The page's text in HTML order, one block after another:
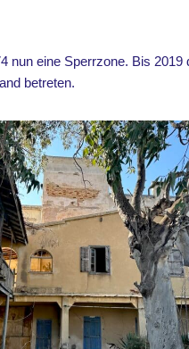
nun eine Sperrzone. Bis 2019
betreten.